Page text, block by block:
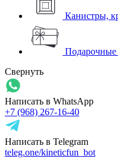
Канистры,
Подарочные
Свернуть
Написать в WhatsApp
+7 (968) 267-16-40
Написать в Telegram
teleg.one/kineticfun_bot